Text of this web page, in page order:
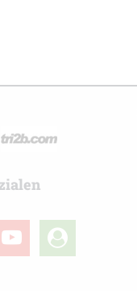
youtube
user-
circle